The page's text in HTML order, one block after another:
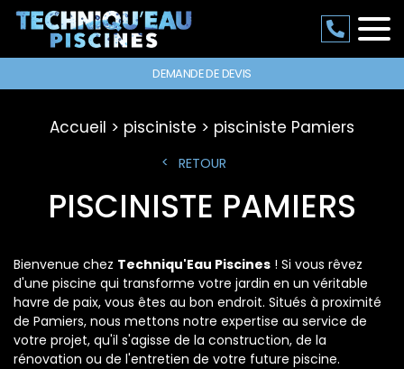
DEMANDE DE DEVIS
Accueil pisciniste pisciniste Pamiers
RETOUR
PISCINISTE PAMIERS
Bienvenue chez Techniqu'Eau Piscines ! Si vous rêvez
d'une piscine qui transforme votre jardin en un véritable
havre de paix, vous êtes au bon endroit. Situés à proximité
de Pamiers, nous mettons notre expertise au service de
votre projet, qu'il s'agisse de la construction, de la
rénovation ou de l'entretien de votre future piscine.